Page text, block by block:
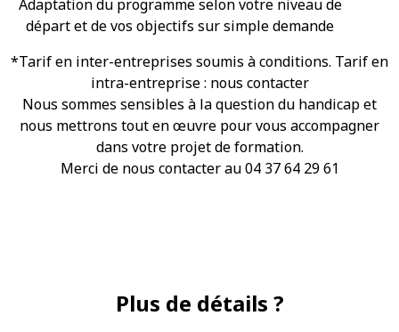
Adaptation du programme selon votre niveau de
départ et de vos objectifs sur simple demande
*Tarif en inter-entreprises soumis à conditions. Tarif en
intra-entreprise : nous contacter
Nous sommes sensibles à la question du handicap et
nous mettrons tout en œuvre pour vous accompagner
dans votre projet de formation.
Merci de nous contacter au 04 37 64 29 61
Plus de détails ?